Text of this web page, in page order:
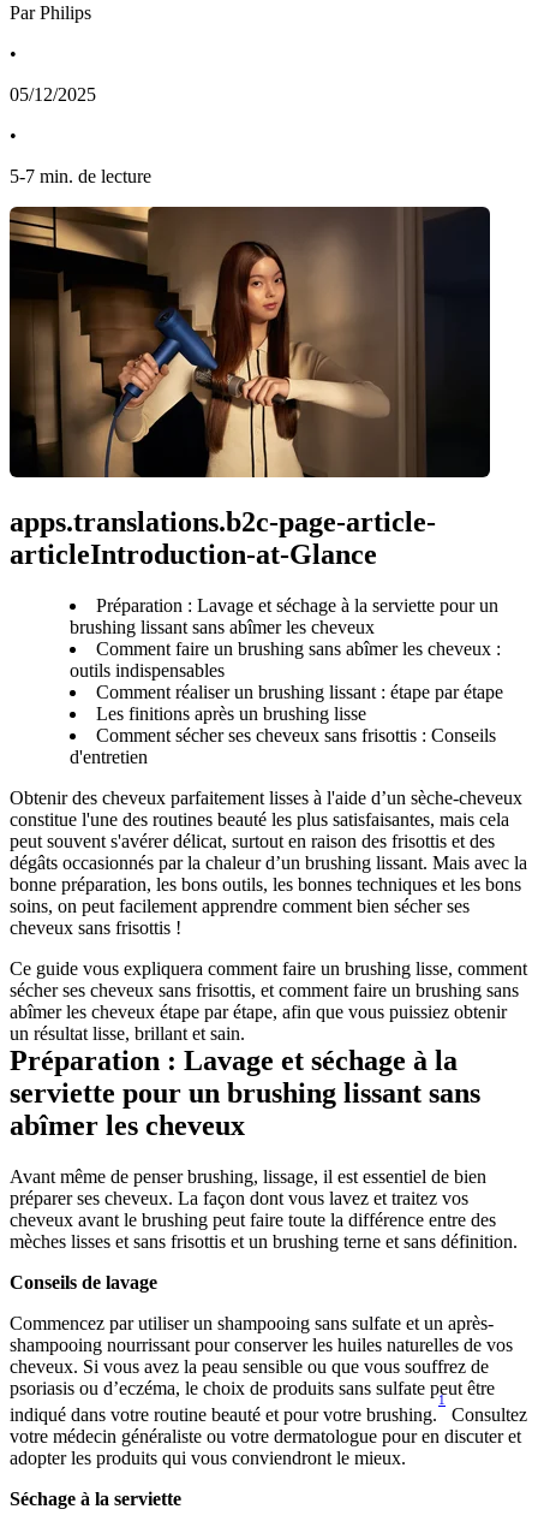
Par Philips
•
05/12/2025
•
5-7 min. de lecture
apps.translations.b2c-page-article-
articleIntroduction-at-Glance
Préparation : Lavage et séchage à la serviette pour un
brushing lissant sans abîmer les cheveux
Comment faire un brushing sans abîmer les cheveux :
outils indispensables
Comment réaliser un brushing lissant : étape par étape
Les finitions après un brushing lisse
Comment sécher ses cheveux sans frisottis : Conseils
d'entretien
Obtenir des cheveux parfaitement lisses à l'aide d’un sèche-cheveux
constitue l'une des routines beauté les plus satisfaisantes, mais cela
peut souvent s'avérer délicat, surtout en raison des frisottis et des
dégâts occasionnés par la chaleur d’un brushing lissant. Mais avec la
bonne préparation, les bons outils, les bonnes techniques et les bons
soins, on peut facilement apprendre comment bien sécher ses
cheveux sans frisottis !
Ce guide vous expliquera comment faire un brushing lisse, comment
sécher ses cheveux sans frisottis, et comment faire un brushing sans
abîmer les cheveux étape par étape, afin que vous puissiez obtenir
un résultat lisse, brillant et sain.
Préparation : Lavage et séchage à la
serviette pour un brushing lissant sans
abîmer les cheveux
Avant même de penser brushing, lissage, il est essentiel de bien
préparer ses cheveux. La façon dont vous lavez et traitez vos
cheveux avant le brushing peut faire toute la différence entre des
mèches lisses et sans frisottis et un brushing terne et sans définition.
Conseils de lavage
Commencez par utiliser un shampooing sans sulfate et un après-
shampooing nourrissant pour conserver les huiles naturelles de vos
cheveux. Si vous avez la peau sensible ou que vous souffrez de
psoriasis ou d’eczéma, le choix de produits sans sulfate peut être
indiqué dans votre routine beauté et pour votre brushing.
1
Consultez
votre médecin généraliste ou votre dermatologue pour en discuter et
adopter les produits qui vous conviendront le mieux.
Séchage à la serviette